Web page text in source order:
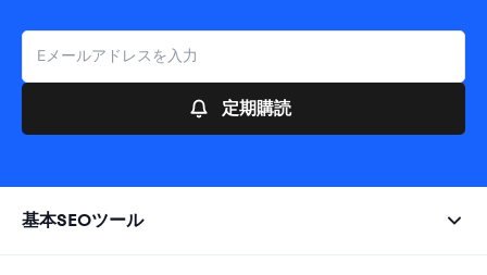
定期購読
基本SEOツール